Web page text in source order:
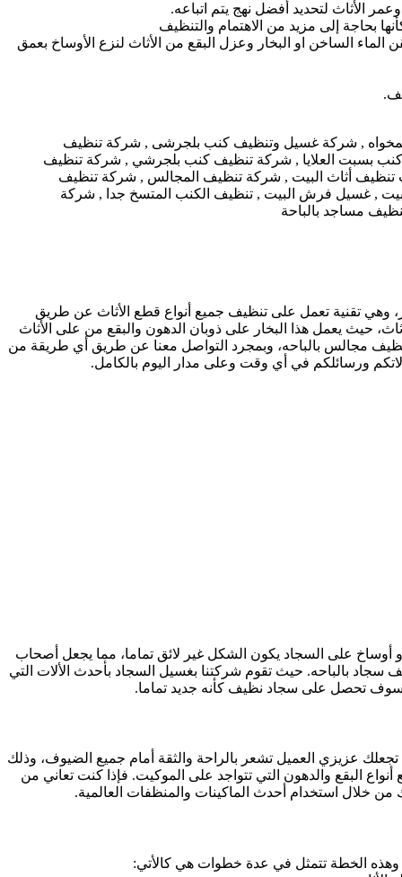
الأثاث لتحديد أفضل نهج يتم اتباعه.
بحاجة إلى مزيد من الاهتمام والتنظيف
الماء الساخن او البخار وعزل البقع من الأثاث لنزع الأوساخ بعمق
وهي تقنية تعمل على تنظيف جميع أنواع قطع الأثاث عن طريق
حيث يعمل هذا البخار على ذوبان الدهون والبقع من على الأثاث
مجالس بالباحه، وبمجرد التواصل معنا عن طريق أي طريقة من
ورسائلكم في أي وقت وعلى مدار اليوم بالكامل.
أوساخ على السجاد يكون الشكل غير لائق تماما، مما يجعل أصحاب
سجاد بالباحه. حيث تقوم شركتنا بغسيل السجاد بأحدث الألات التي
سوف تحصل على سجاد نظيف كأنه جديد تماما.
عزيزي العميل تشعر بالراحة والثقة أمام جميع الضيوف، وذلك
البقع والدهون التي تتواجد على الموكيت. فإذا كنت تعاني من
خلال استخدام أحدث الماكينات والمنظفات العالمية.
وهذه الخطة تتمثل في عدة خطوات هي كالأتي: